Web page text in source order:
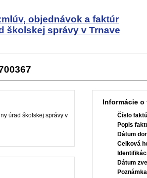
objednávok a faktúr
školskej správy v Trnave
úrad školskej správy v
Informácie o
Číslo
Popis
Dátum
Celková
Dátum